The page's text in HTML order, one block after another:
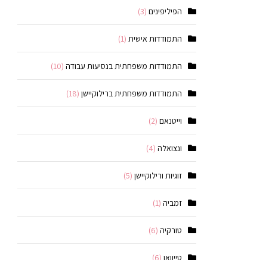
הפיליפינים (3)
התמודדות אישית (1)
התמודדות משפחתית בנסיעות עבודה (10)
התמודדות משפחתית ברילוקיישן (18)
וייטנאם (2)
ונצואלה (4)
זוגיות ורילוקיישן (5)
זמביה (1)
טורקיה (6)
טייוואן (6)